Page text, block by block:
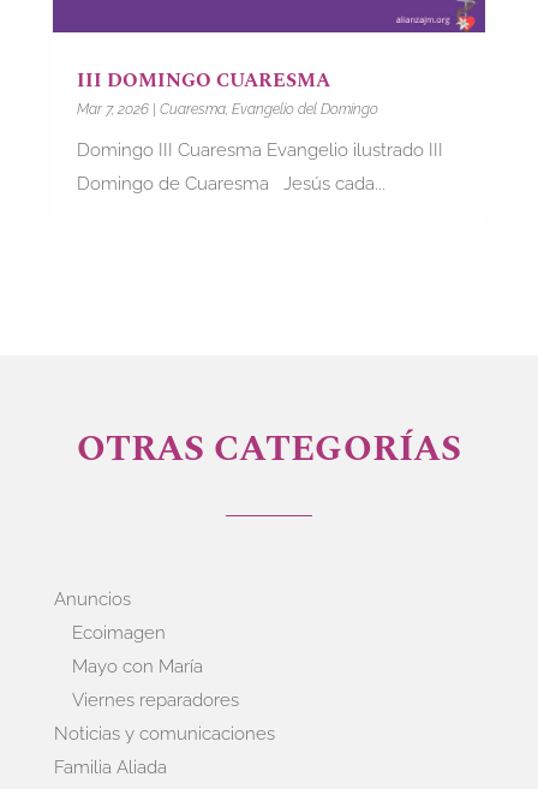
III DOMINGO CUARESMA
Mar 7, 2026| Cuaresma, Evangelio del Domingo
Domingo III Cuaresma Evangelio ilustrado III
Domingo de Cuaresma Jesús cada...
OTRAS CATEGORÍAS
Anuncios
Ecoimagen
Mayo con María
Viernes reparadores
Noticias y comunicaciones
Familia Aliada